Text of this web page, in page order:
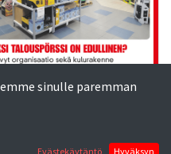
sinulle paremman
Evästekäytäntö Hyväksyn